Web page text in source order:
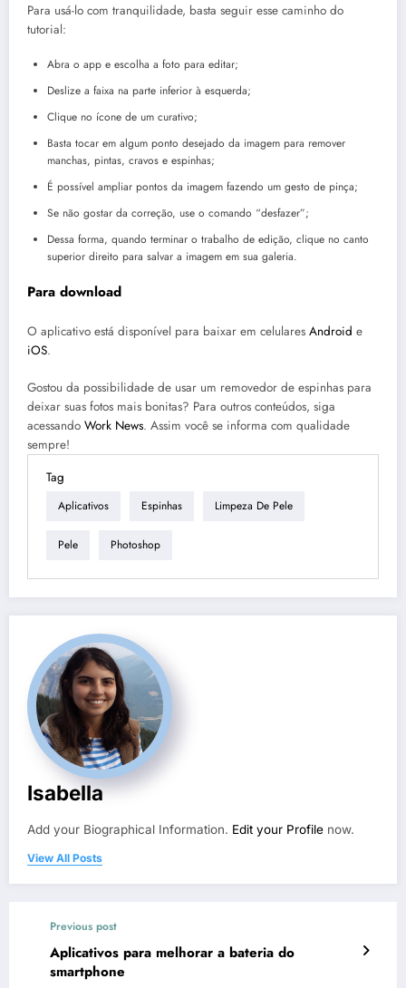
Para usá-lo com tranquilidade, basta seguir esse caminho do
tutorial:
Abra o app e escolha a foto para editar;
Deslize a faixa na parte inferior à esquerda;
Clique no ícone de um curativo;
Basta tocar em algum ponto desejado da imagem para remover
manchas, pintas, cravos e espinhas;
É possível ampliar pontos da imagem fazendo um gesto de pinça;
Se não gostar da correção, use o comando “desfazer”;
Dessa forma, quando terminar o trabalho de edição, clique no canto
superior direito para salvar a imagem em sua galeria.
Para download
O aplicativo está disponível para baixar em celulares Android e
iOS.
Gostou da possibilidade de usar um removedor de espinhas para
deixar suas fotos mais bonitas? Para outros conteúdos, siga
acessando Work News. Assim você se informa com qualidade
sempre!
Tag
Aplicativos Espinhas Limpeza De Pele
Pele Photoshop
Isabella
Add your Biographical Information. Edit your Profile now.
View All Posts
Previous post
Aplicativos para melhorar a bateria do
smartphone